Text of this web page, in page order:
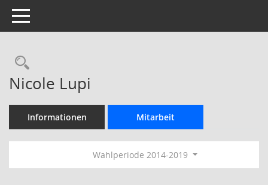
Toggle navigation
Rechercheauswahl
Nicole Lupi
Informationen Mitarbeit
Wahlperiode 2014-2019